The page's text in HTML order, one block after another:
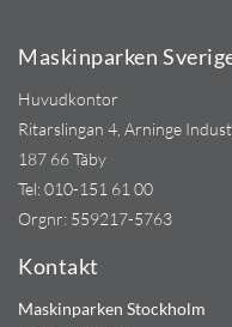
Maskinparken
Huvudkontor
Ritarslingan 4, Arninge
187 66 Täby
Tel:010-151 61 00
Orgnr: 559217-5763
Kontakt
Maskinparken Stockholm